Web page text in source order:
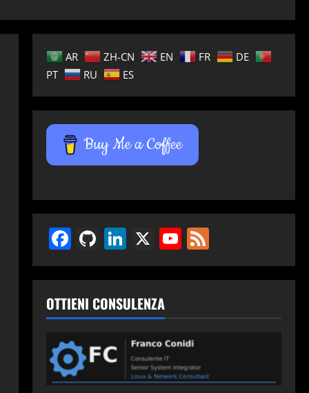
AR ZH-CN EN FR
DE
PT
RU ES
Buy Me a Coffee
Facebook
GitHub
LinkedIn
X YouTube
Feed
OTTIENI CONSULENZA